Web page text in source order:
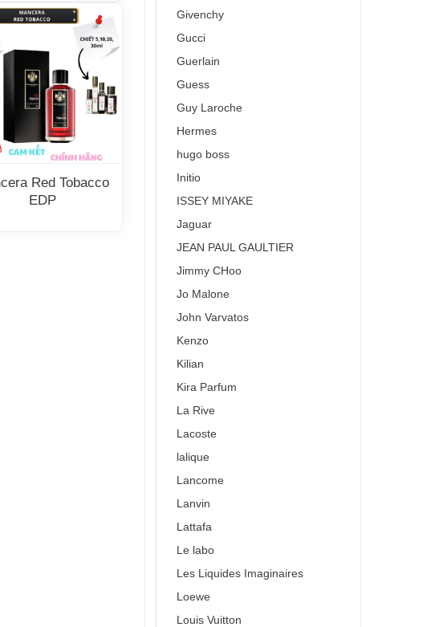
Givenchy
Gucci
Guerlain
Guess
Guy Laroche
Hermes
hugo boss
Initio
ISSEY MIYAKE
Jaguar
JEAN PAUL GAULTIER
Jimmy CHoo
Jo Malone
John Varvatos
Kenzo
Kilian
Kira Parfum
La Rive
Lacoste
lalique
Lancome
Lanvin
Lattafa
Le labo
Les Liquides Imaginaires
Loewe
Louis Vuitton
Red Tobacco
EDP